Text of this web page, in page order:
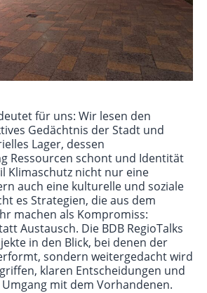
für uns: Wir lesen den
Gedächtnis der Stadt und
Lager, dessen
Ressourcen schont und Identität
Klimaschutz nicht nur eine
auch eine kulturelle und soziale
es Strategien, die aus dem
machen als Kompromiss:
Austausch. Die BDB RegioTalks
in den Blick, bei denen der
sondern weitergedacht wird
klaren Entscheidungen und
mit dem Vorhandenen.